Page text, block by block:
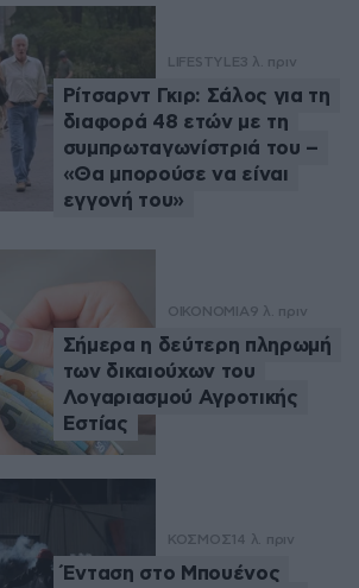
LIFESTYLE3 λ. πριν
Ρίτσαρντ Γκιρ: Σάλος για τη
διαφορά 48 ετών με τη
συμπρωταγωνίστριά του –
«Θα μπορούσε να είναι
εγγονή του»
ΟΙΚΟΝΟΜΙΑ9 λ. πριν
Σήμερα η δεύτερη πληρωμή
των δικαιούχων του
Λογαριασμού Αγροτικής
Εστίας
ΚΟΣΜΟΣ 14 λ. πριν
Ένταση στο Μπουένος